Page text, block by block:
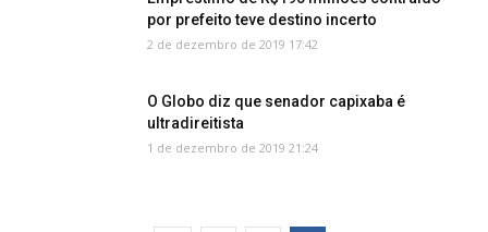
por prefeito teve destino incerto
2 de dezembro de 2019 17:42
O Globo diz que senador capixaba é
ultradireitista
1 de dezembro de 2019 21:24